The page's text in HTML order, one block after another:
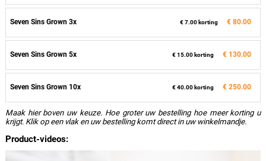
Seven Sins Grown 3x € 7.00 korting € 80.00
Seven Sins Grown 5x € 15.00 korting € 130.00
Seven Sins Grown 10x € 40.00 korting € 250.00
Maak hier boven uw keuze. Hoe groter uw bestelling hoe meer korting u
krijgt. Klik op een vlak en uw bestelling komt direct in uw winkelmandje.
Product-videos: